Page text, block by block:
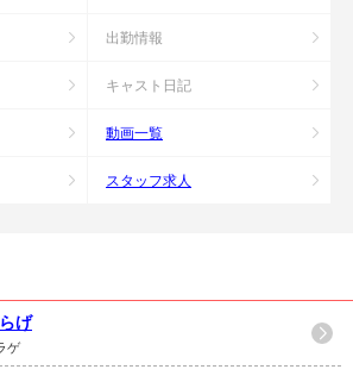
出勤情報
キャスト日記
動画一覧
スタッフ求人
げ
ゲ